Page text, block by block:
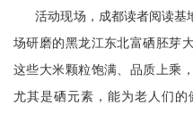
活动现场，成都读者阅读基
场研磨的黑龙江东北富硒胚芽
这些大米颗粒饱满、品质上乘
尤其是硒元素，能为老人们